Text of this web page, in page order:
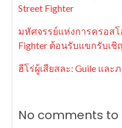
Street Fighter
มหัศจรรย์แห่งการครอสโ
Fighter ต้อนรับแขกรับเ
ฮีโร่ผู้เสียสละ: Guile แล
No comments to